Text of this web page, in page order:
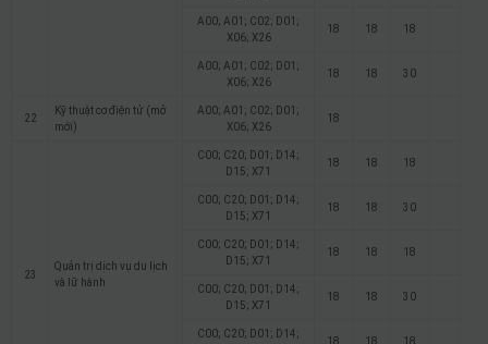
A00; A01; C02; D01;
X06; X26
18 18 18
A00; A01; C02; D01;
X06; X26
18 18 30
22
Kỹ thuật cơ điện tử (mở
mới)
A00; A01; C02; D01;
X06; X26
18
23
Quản trị dịch vụ du lịch
và lữ hành
C00; C20; D01; D14;
D15; X71
18 18 18
C00; C20; D01; D14;
D15; X71
18 18 30
C00; C20; D01; D14;
D15; X71
18 18 18
C00; C20; D01; D14;
D15; X71
18 18 30
C00; C20; D01; D14;
18 18 18